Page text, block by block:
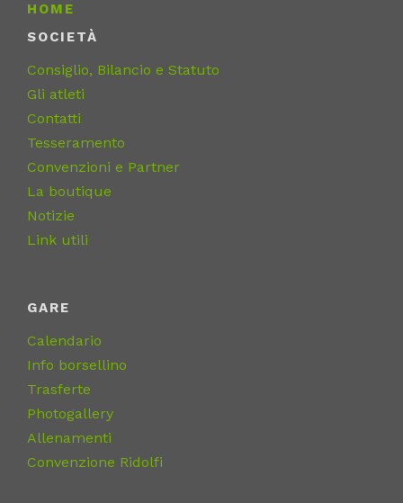
HOME
SOCIETÀ
Consiglio, Bilancio e Statuto
Gli atleti
Contatti
Tesseramento
Convenzioni e Partner
La boutique
Notizie
Link utili
GARE
Calendario
Info borsellino
Trasferte
Photogallery
Allenamenti
Convenzione Ridolfi